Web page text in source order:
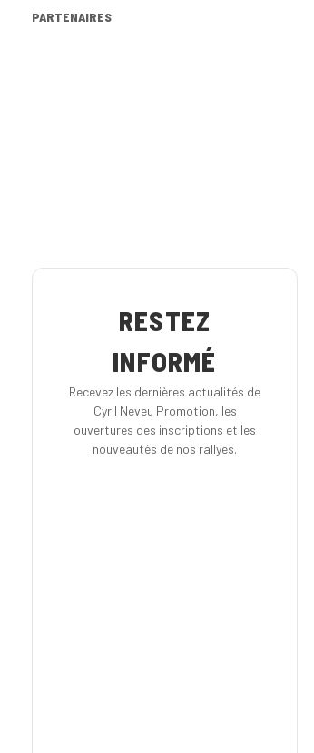
PARTENAIRES
RESTEZ
INFORMÉ
Recevez les dernières actualités de
Cyril Neveu Promotion, les
ouvertures des inscriptions et les
nouveautés de nos rallyes.